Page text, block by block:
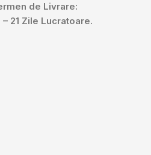
de Livrare:
– 21 Zile Lucratoare.